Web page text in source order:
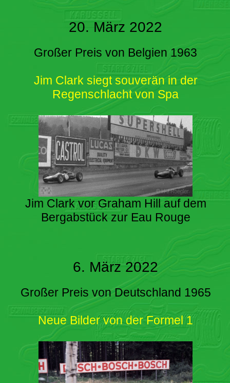
20. März 2022
Großer Preis von Belgien 1963
Jim Clark siegt souverän in der
Regenschlacht von Spa
Jim Clark vor Graham Hill auf dem
Bergabstück zur Eau Rouge
6. März 2022
Großer Preis von Deutschland 1965
Neue Bilder von der Formel 1